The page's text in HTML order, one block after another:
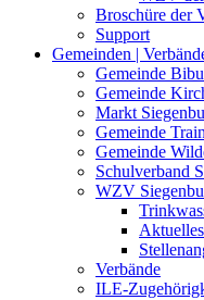
Broschüre der
Support
Gemeinden |
Gemeinde
Gemeinde
Markt
Gemeinde Train
Gemeinde
Schulverband
WZV
Verbände
ILE-